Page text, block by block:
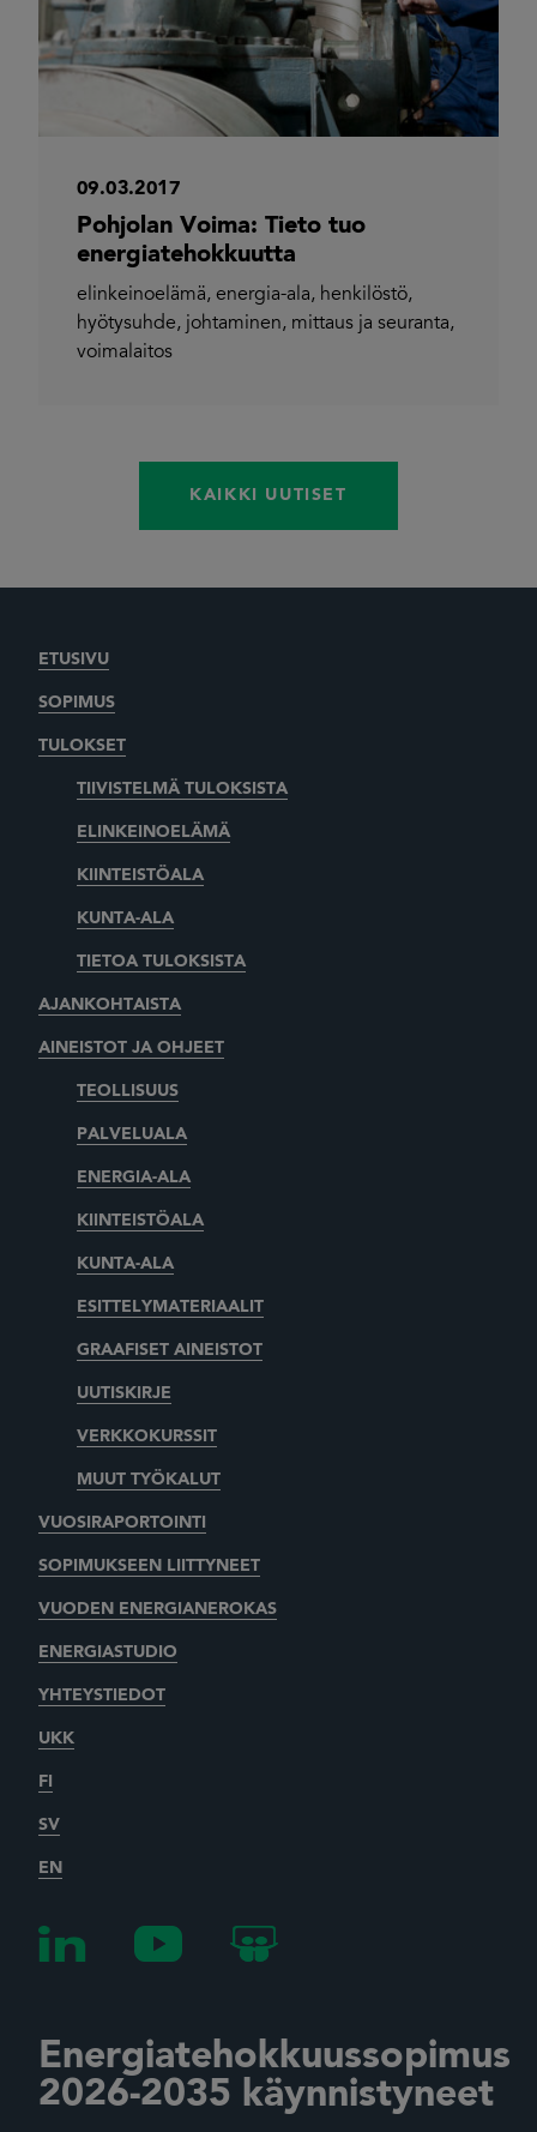
09.03.2017
Pohjolan Voima: Tieto tuo
energiatehokkuutta
elinkeinoelämä, energia-ala, henkilöstö,
hyötysuhde, johtaminen, mittaus ja seuranta,
voimalaitos
KAIKKI UUTISET
ETUSIVU
SOPIMUS
TULOKSET
TIIVISTELMÄ TULOKSISTA
ELINKEINOELÄMÄ
KIINTEISTÖALA
KUNTA-ALA
TIETOA TULOKSISTA
AJANKOHTAISTA
AINEISTOT JA OHJEET
TEOLLISUUS
PALVELUALA
ENERGIA-ALA
KIINTEISTÖALA
KUNTA-ALA
ESITTELYMATERIAALIT
GRAAFISET AINEISTOT
UUTISKIRJE
VERKKOKURSSIT
MUUT TYÖKALUT
VUOSIRAPORTOINTI
SOPIMUKSEEN LIITTYNEET
VUODEN ENERGIANEROKAS
ENERGIASTUDIO
YHTEYSTIEDOT
UKK
FI
SV
EN
Energiatehokkuussopimus
2026-2035 käynnistyneet